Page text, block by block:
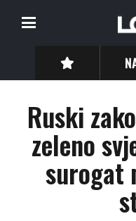
Ruski
zeleno
surogat